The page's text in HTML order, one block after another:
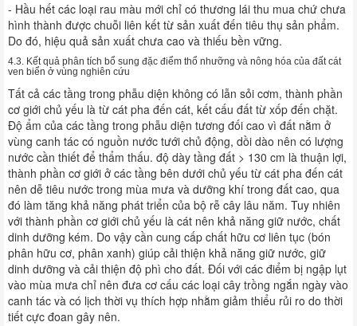
- Hầu hết các loại rau màu mới chỉ có thương lái thu mua chứ chưa
hình thành được chuỗi liên kết từ sản xuất đến tiêu thụ sản phẩm.
Do đó, hiệu quả sản xuất chưa cao và thiếu bền vững.
4.3. Kết quả phân tích bổ sung đặc điểm thổ nhưỡng và nông hóa của đất cát
ven biển ở vùng nghiên cứu
Tất cả các tầng trong phẫu diện không có lẫn sỏi cơm, thành phần
cơ giới chủ yếu là từ cát pha đến cát, kết cấu đất từ xốp đến chặt.
Độ ẩm của các tầng trong phẫu diện tương đối cao vì đất nằm ở
vùng canh tác có nguồn nước tưới chủ động, dồi dào nên có lượng
nước cần thiết để thẩm thấu. độ dày tầng đất > 130 cm là thuận lợi,
thành phần cơ giới ở các tầng bên dưới chủ yếu từ cát pha đến cát
nên dễ tiêu nước trong mùa mưa và dưỡng khí trong đất cao, qua
đó làm tăng khả năng phát triển của bộ rễ cây lâu năm. Tuy nhiên
với thành phần cơ giới chủ yếu là cát nên khả năng giữ nước, chất
dinh dưỡng kém. Do vậy cần cung cấp chất hữu cơ liên tục (bón
phân hữu cơ, phân xanh) giúp cải thiện khả năng giữ nước, giữ
dinh dưỡng và cải thiện độ phì cho đất. Đối với các điểm bị ngập lụt
vào mùa mưa chỉ nên đưa cơ cấu các loại cây trồng ngắn ngày vào
canh tác và có lịch thời vụ thích hợp nhằm giảm thiểu rủi ro do thời
tiết cực đoan gây nên.